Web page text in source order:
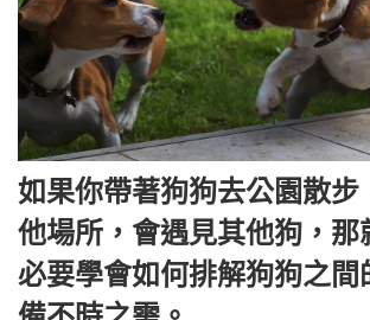
如果你帶著狗狗去公園散步
他場所，會遇見其他狗，那
必要學會如何排解狗狗之間